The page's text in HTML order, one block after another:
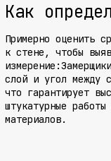
Как
Примерно оценить
к стене, чтобы
измерение:Замерщики
слой и угол между
что гарантирует
штукатурные
материалов.